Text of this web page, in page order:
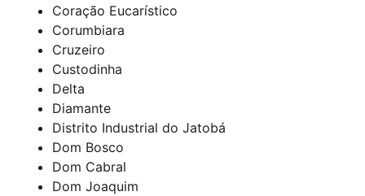
Coração Eucarístico
Corumbiara
Cruzeiro
Custodinha
Delta
Diamante
Distrito Industrial do Jatobá
Dom Bosco
Dom Cabral
Dom Joaquim